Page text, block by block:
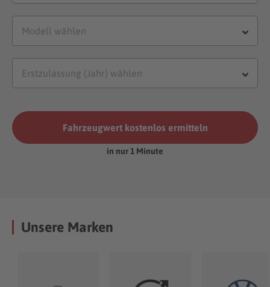
Fahrzeugwert kostenlos ermitteln
in nur 1 Minute
Unsere Marken